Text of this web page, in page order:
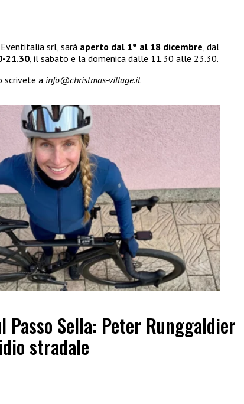
srl, sarà aperto dal 1° al 18 dicembre, dal
21.30, il sabato e la domenica dalle 11.30 alle 23.30.
scrivete a info@christmas-village.it
Passo Sella: Peter Runggaldier
stradale